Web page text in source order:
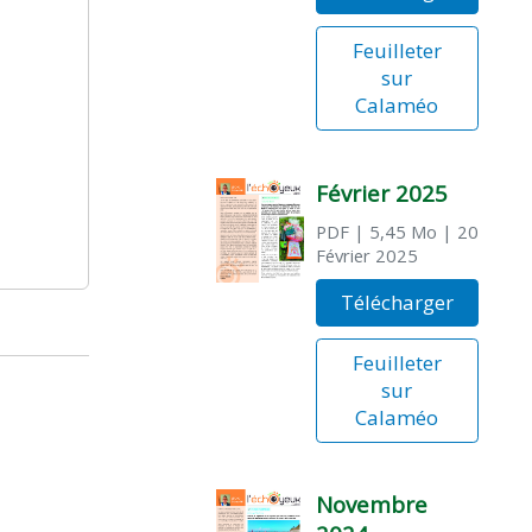
Feuilleter
sur
Calaméo
Février 2025
PDF| 5,45 Mo | 20
Février 2025
Télécharger
Feuilleter
sur
Calaméo
Novembre